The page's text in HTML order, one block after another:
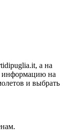
а на
информацию на
и выбрать